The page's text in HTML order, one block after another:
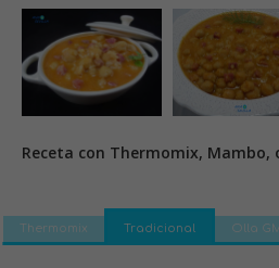
Receta con Thermomix, Mambo,
Thermomix Tradicional Olla GM